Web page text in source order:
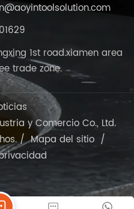
1st road.xiamen area
trade zone.
y Comercio Co., Ltd.
/Mapa del sitio /